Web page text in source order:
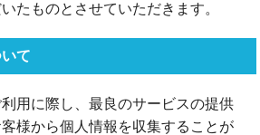
たものとさせていただきます。
て
用に際し、最良のサービスの提供
様から個人情報を収集することが